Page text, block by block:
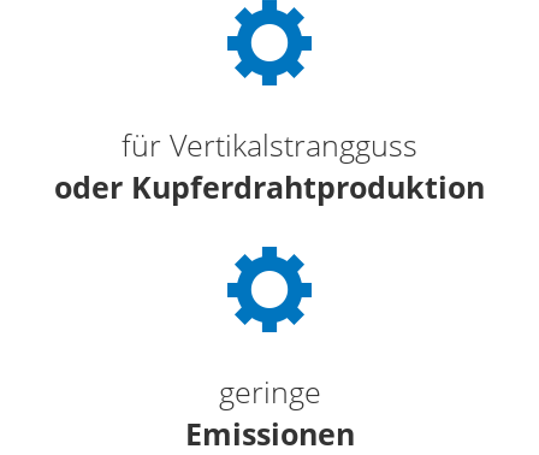
für Vertikalstrangguss
oder Kupferdrahtproduktion
geringe
Emissionen